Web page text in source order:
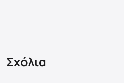
Σχόλια